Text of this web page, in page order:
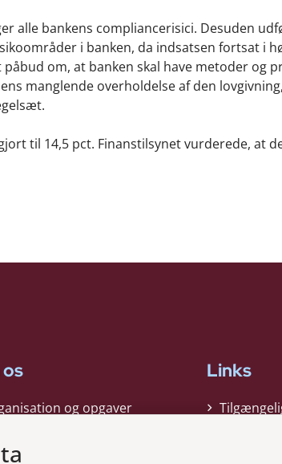
alle bankens compliancerisici. Desuden
i banken, da indsatsen fortsat i
om, at banken skal have metoder og
manglende overholdelse af den
til 14,5 pct. Finanstilsynet vurderede, at
og opgaver
Links